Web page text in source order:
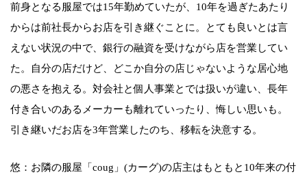
前身となる服屋では15年勤めていたが、10年を過ぎたあたり
からは前社長からお店を引き継ぐことに。とても良いとは言
えない状況の中で、銀行の融資を受けながら店を営業してい
た。自分の店だけど、どこか自分の店じゃないような居心地
の悪さを抱える。対会社と個人事業とでは扱いが違い、長年
付き合いのあるメーカーも離れていったり、悔しい思いも。
引き継いだお店を3年営業したのち、移転を決意する。
悠：お隣の服屋「coug」(カーグ)の店主はもともと10年来の付